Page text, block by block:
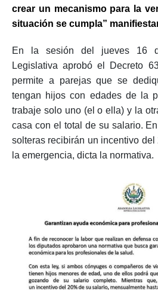
crear un mecanismo para la
situación se cumpla”
En la sesión del jueves 16
Legislativa aprobó el Decreto
permite a parejas que se
tengan hijos con edades de la
trabaje solo uno (el o ella) y la
casa con el total de su salario.
solteras recibirán un incentivo del
la emergencia, dicta la normativa.